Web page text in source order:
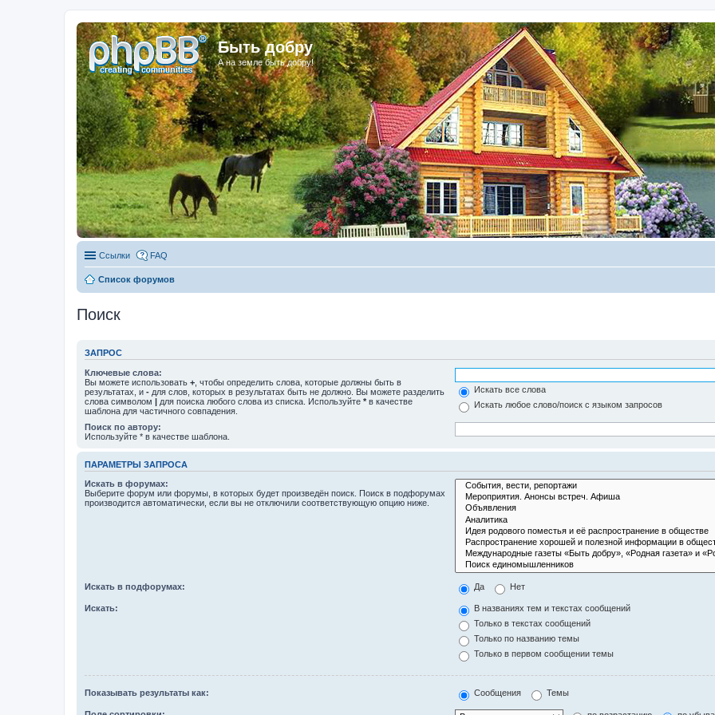
Быть добру
А на земле быть добру!
Ссылки FAQ
Список форумов
Поиск
ЗАПРОС
Ключевые слова:
Вы можете использовать + , чтобы определить слова, которые должны быть в
результатах, и - для слов, которых в результатах быть не должно. Вы можете разделить
слова символом | для поиска любого слова из списка. Используйте * в качестве
шаблона для частичного совпадения.
Искать все слова
Искать любое слово/поиск с языком запросов
Поиск по автору:
Используйте * в качестве шаблона.
ПАРАМЕТРЫ ЗАПРОСА
Искать в форумах:
Выберите форум или форумы, в которых будет произведён поиск. Поиск в подфорумах
производится автоматически, если вы не отключили соответствующую опцию ниже.
Искать в подфорумах: Да Нет
Искать:
В названиях тем и текстах сообщений
Только в текстах сообщений
Только по названию темы
Только в первом сообщении темы
Показывать результаты как: Сообщения Темы